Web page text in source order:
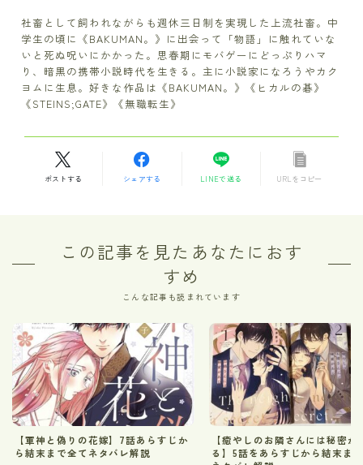
社畜として飼われながらも週休三日制を実現した上流社畜。中
学生の頃に《BAKUMAN。》に出会って「物語」に触れていな
いと死ぬ呪いにかかった。思春期にモバゲーにどっぷりハマ
り、暗黒の携帯小説時代を生きる。主に小説家になろうやカク
ヨムに生息。好きな作品は《BAKUMAN。》《ヒカルの碁》
《STEINS;GATE》《無職転生》
ポストする シェアする LINEで送る URLをコピー
この記事を見たあなたにおす
すめ
こんな記事も読まれています
【軍神と偽りの花嫁】7話あらすじか
ら結末まで全てネタバレ解説
【癒やしのお隣さんには秘密が
る】5話をあらすじから結末ま